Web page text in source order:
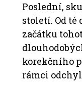
Poslední,
století. Od
začátku
korekčního
rámci